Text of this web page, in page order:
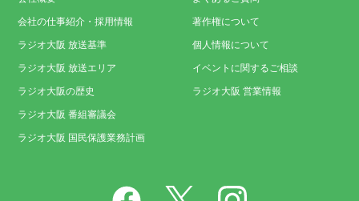
会社の仕事紹介・採用情報
ラジオ大阪 放送基準
ラジオ大阪 放送エリア
ラジオ大阪の歴史
ラジオ大阪 番組審議会
ラジオ大阪 国民保護業務計画
著作権について
個人情報について
イベントに関するご相談
ラジオ大阪 営業情報